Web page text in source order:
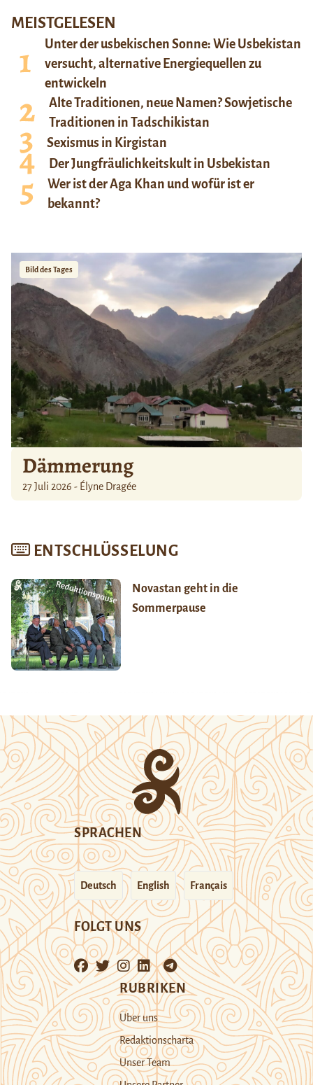
MEISTGELESEN
Unter der usbekischen Sonne: Wie Usbekistan
versucht, alternative Energiequellen zu
entwickeln
Alte Traditionen, neue Namen? Sowjetische
Traditionen in Tadschikistan
Sexismus in Kirgistan
Der Jungfräulichkeitskult in Usbekistan
Wer ist der Aga Khan und wofür ist er
bekannt?
Bild des Tages
Dämmerung
27 Juli 2026 - Élyne Dragée
ENTSCHLÜSSELUNG
Novastan geht in die
Sommerpause
SPRACHEN
Deutsch English Français
FOLGT UNS
RUBRIKEN
Über uns
Redaktionscharta
Unser Team